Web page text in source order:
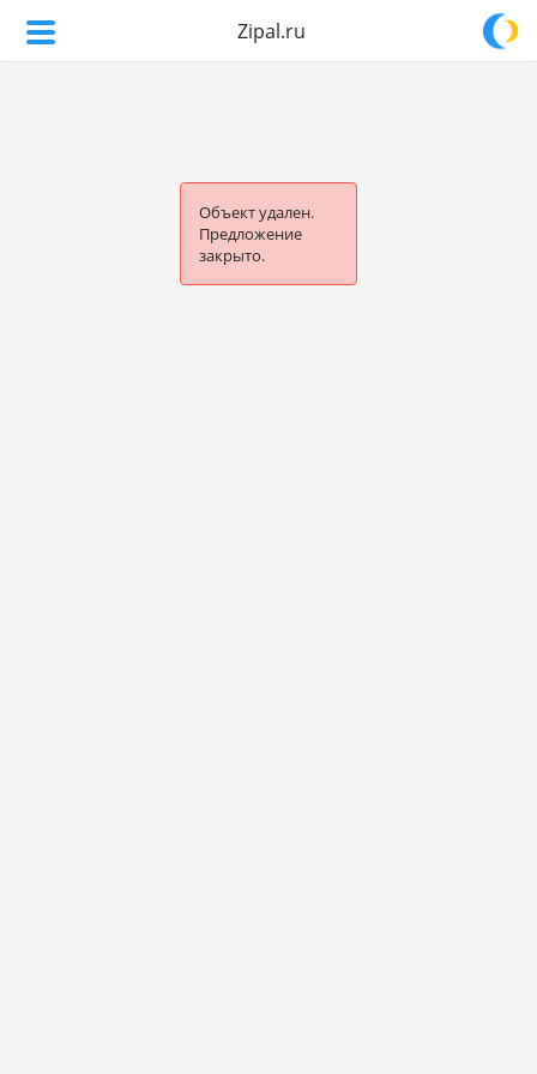
Zipal.ru
Объект удален.
Предложение
закрыто.